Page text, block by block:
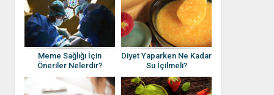
Meme Sağlığı İçin
Öneriler Nelerdir?
Diyet Yaparken Ne Kadar
Su İçilmeli?